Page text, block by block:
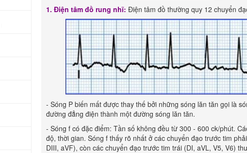
1. Điện tâm đồ rung nhĩ: Điện tâm đồ thường quy 12 chuyển
- Sóng P biến mất được thay thế bởi những sóng lăn tăn gọi là
đường đẳng điện thành một đường sóng lăn tăn.
- Sóng f có đặc điểm: Tần số không đều từ 300 - 600 ck/phút.
độ, thời gian. Sóng f thấy rõ nhất ở các chuyển đạo trước tim
DIII, aVF), còn các chuyển đạo trước tim trái (DI, aVL, V5, V6)